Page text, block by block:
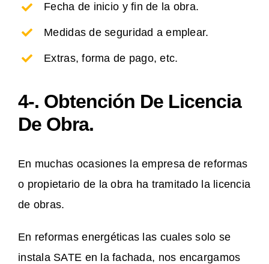
Fecha de inicio y fin de la obra.
Medidas de seguridad a emplear.
Extras, forma de pago, etc.
4-. Obtención De Licencia
De Obra.
En muchas ocasiones la empresa de reformas
o propietario de la obra ha tramitado la licencia
de obras.
En reformas energéticas las cuales solo se
instala SATE en la fachada, nos encargamos